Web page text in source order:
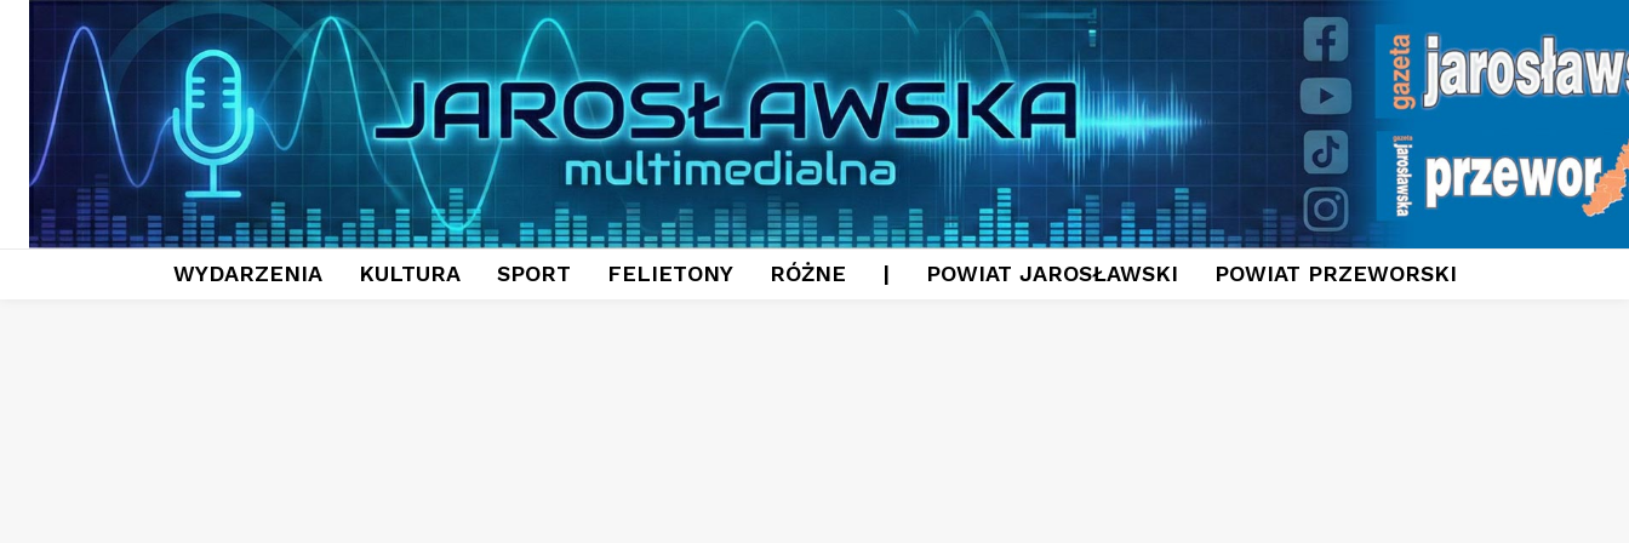
WYDARZENIA KULTURA SPORT FELIETONY RÓŻNE | POWIAT JAROSŁAWSKI POWIAT PRZEWORSKI